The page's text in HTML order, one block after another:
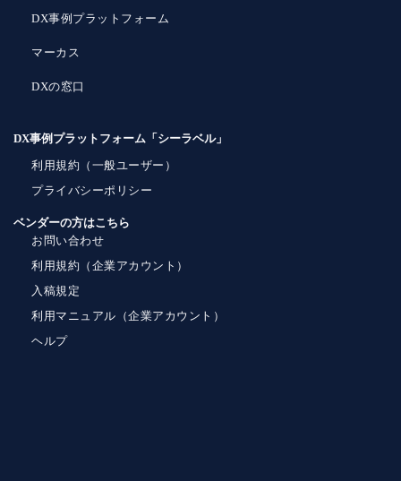
DX事例プラットフォーム
マーカス
DXの窓口
DX事例プラットフォーム「シーラベル」
利用規約（一般ユーザー）
プライバシーポリシー
ベンダーの方はこちら
お問い合わせ
利用規約（企業アカウント）
入稿規定
利用マニュアル（企業アカウント）
ヘルプ